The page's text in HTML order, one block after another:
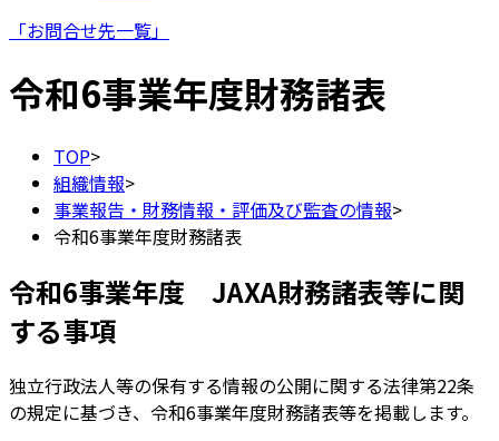
「お問合せ先一覧」
令和6事業年度財務諸表
TOP>
組織情報>
事業報告・財務情報・評価及び監査の情報>
令和6事業年度財務諸表
令和6事業年度 JAXA財務諸表等に関
する事項
独立行政法人等の保有する情報の公開に関する法律第22条
の規定に基づき、令和6事業年度財務諸表等を掲載します。